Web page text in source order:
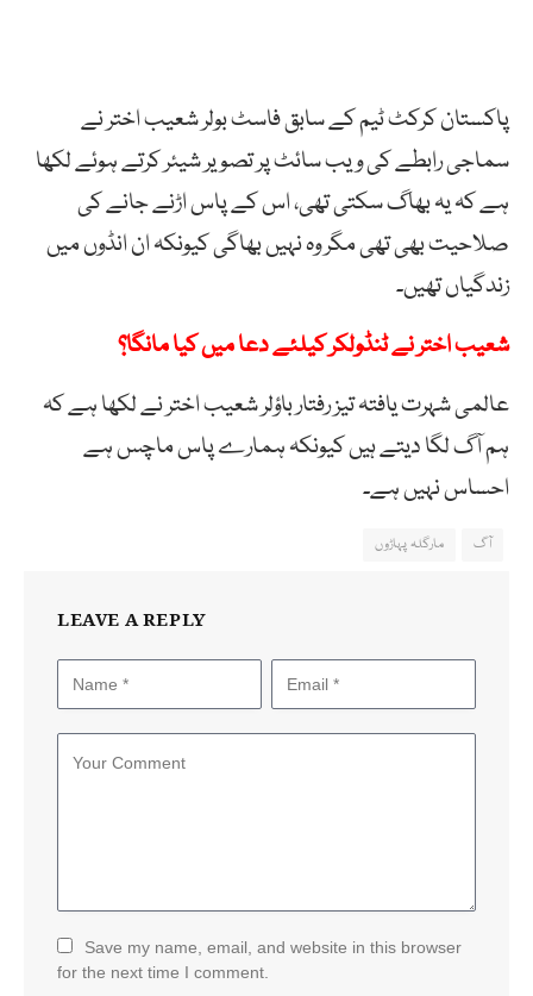
پاکستان کرکٹ ٹیم کے سابق فاسٹ بولر شعیب اختر نے
سماجی رابطے کی ویب سائٹ پر تصویر شیئر کرتے ہوئے لکھا
ہے کہ یہ بھاگ سکتی تھی، اس کے پاس اڑنے جانے کی
صلاحیت بھی تھی مگر وہ نہیں بھاگی کیونکہ ان انڈوں میں
زندگیاں تھیں۔
شعیب اختر نے ٹنڈولکر کیلئے دعا میں کیا مانگا؟
عالمی شہرت یافتہ تیز رفتار باؤلر شعیب اختر نے لکھا ہے کہ
ہم آگ لگا دیتے ہیں کیونکہ ہمارے پاس ماچس ہے
احساس نہیں ہے۔
آگ مارگلہ پہاڑوں
LEAVE A REPLY
Save my name, email, and website in this browser
for the next time I comment.